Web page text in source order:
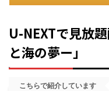
U-NEXTで見放
と海の夢ー」
こちらで紹介しています